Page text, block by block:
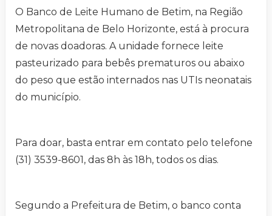
O Banco de Leite Humano de Betim, na Região
Metropolitana de Belo Horizonte, está à procura
de novas doadoras. A unidade fornece leite
pasteurizado para bebês prematuros ou abaixo
do peso que estão internados nas UTIs neonatais
do município.
Para doar, basta entrar em contato pelo telefone
(31) 3539-8601, das 8h às 18h, todos os dias.
Segundo a Prefeitura de Betim, o banco conta